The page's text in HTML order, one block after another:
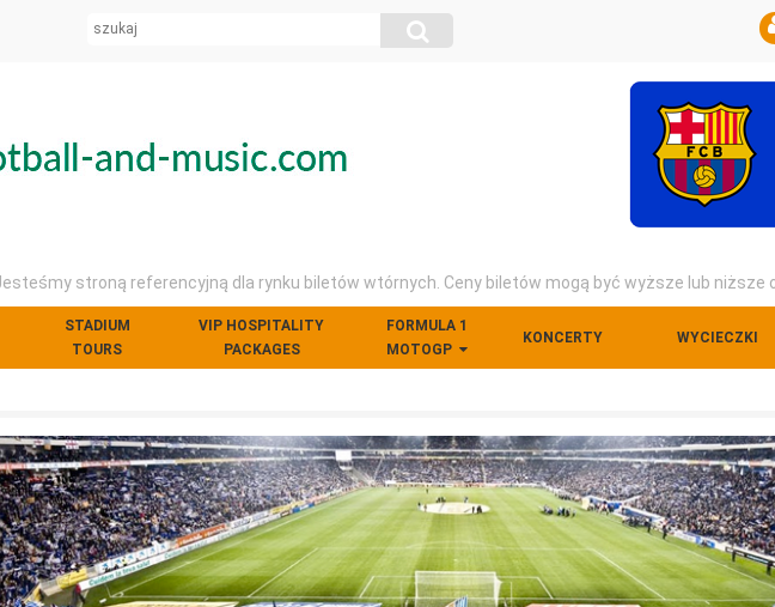
stroną referencyjną dla rynku biletów wtórnych. Ceny biletów mogą być wyższe lub niższe
STADIUM
TOURS
VIP HOSPITALITY
PACKAGES
FORMULA 1
MOTOGP
KONCERTY WYCIECZKI